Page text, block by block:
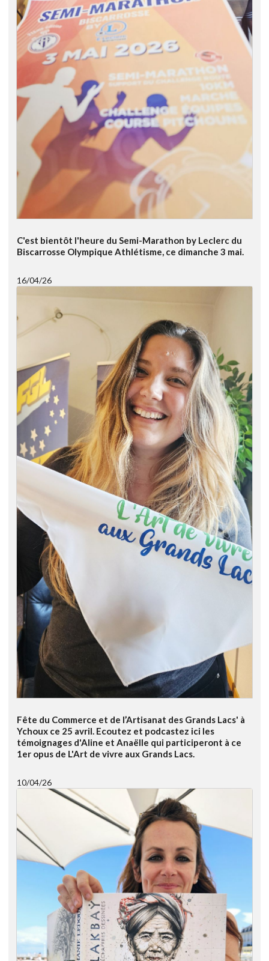
C'est bientôt l'heure du Semi-Marathon by Leclerc du
Biscarrosse Olympique Athlétisme, ce dimanche 3 mai.
16/04/26
Fête du Commerce et de l’Artisanat des Grands Lacs' à
Ychoux ce 25 avril. Ecoutez et podcastez ici les
témoignages d'Aline et Anaëlle qui participeront à ce
1er opus de L'Art de vivre aux Grands Lacs.
10/04/26